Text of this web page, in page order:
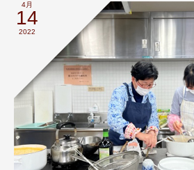
4月
14
2022